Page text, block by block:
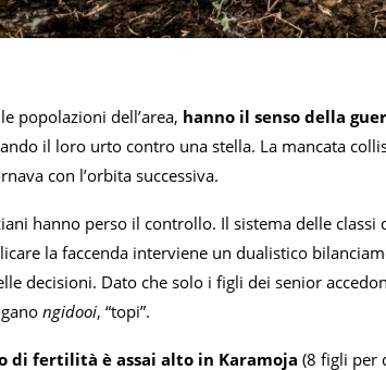
popolazioni dell’area, hanno il senso della
il loro urto contro una stella. La mancata
con l’orbita successiva.
hanno perso il controllo. Il sistema delle
la faccenda interviene un dualistico
decisioni. Dato che solo i figli dei senior
ngidooi, “topi”.
di fertilità è assai alto in Karamoja (8 figli per